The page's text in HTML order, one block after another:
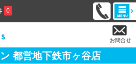
0
お問合せ
都営地下鉄市ヶ谷店